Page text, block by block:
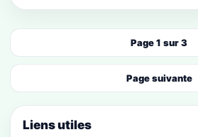
Page 1 sur 3
Page suivante
Liens utiles